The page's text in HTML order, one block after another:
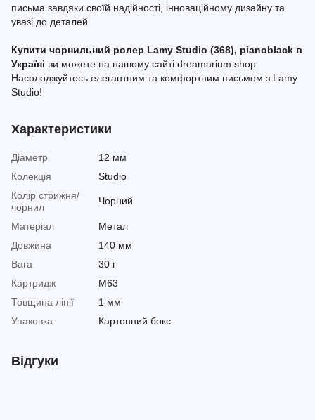
письма завдяки своїй надійності, інноваційному дизайну та
увазі до деталей.
Купити чорнильний ролер Lamy Studio (368), pianoblack в
Україні ви можете на нашому сайті dreamarium.shop.
Насолоджуйтесь елегантним та комфортним письмом з Lamy
Studio!
Характеристики
Діаметр
12 мм
Колекція
Studio
Колір стрижня/
чорнил
Чорний
Матеріал
Метал
Довжина
140 мм
Вага
30 г
Картридж
М63
Товщина лінії
1 мм
Упаковка
Картонний бокс
Відгуки